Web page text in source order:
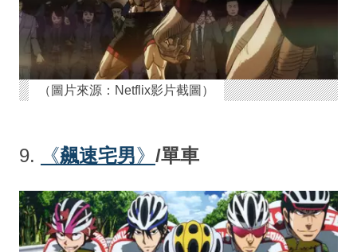
（圖片來源：Netflix影片截圖）
9. 《飆速宅男》 /單車